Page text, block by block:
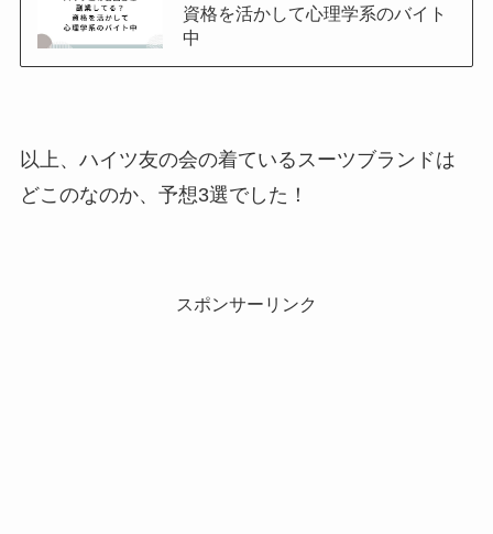
資格を活かして心理学系のバイト
中
以上、ハイツ友の会の着ているスーツブランドは
どこのなのか、予想3選でした！
スポンサーリンク